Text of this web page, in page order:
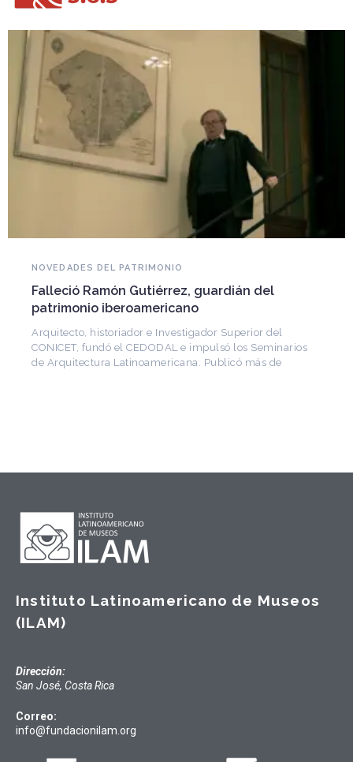
NOVEDADES DEL PATRIMONIO
Falleció Ramón Gutiérrez, guardián del
patrimonio iberoamericano
Arquitecto, historiador e Investigador Superior del
CONICET, fundó el CEDODAL e impulsó los Seminarios
de Arquitectura Latinoamericana. Publicó más de
Instituto Latinoamericano de Museos
(ILAM)
Dirección:
San José, Costa Rica
Correo:
info@fundacionilam.org